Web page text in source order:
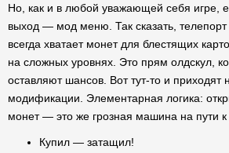
Но, как и в любой уважающей себя игре,
выход — мод меню. Так сказать,
всегда хватает монет для блестящих
на сложных уровнях. Это прям олдскул,
оставляют шансов. Вот тут-то и
модификации. Элементарная логика:
монет — это же грозная машина на пути к
Купил — затащил!